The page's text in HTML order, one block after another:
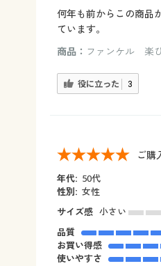
何年も前からこの商品
ています。
商品： ファンケル 楽
役に立った 3
ご購
年代: 50代
性別: 女性
サイズ感 小さい
品質
お買い得感
使いやすさ